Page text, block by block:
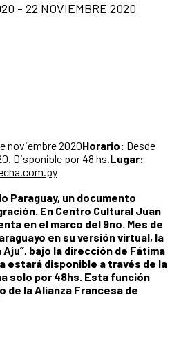
noviembre 2020Horario: Desde
Disponible por 48 hs.Lugar:
Paraguay, un documento
En Centro Cultural Juan
en el marco del 9no. Mes de
en su versión virtual, la
bajo la dirección de Fátima
estará disponible a través de la
solo por 48hs. Esta función
de la Alianza Francesa de
- 22 NOVIEMBRE 2020